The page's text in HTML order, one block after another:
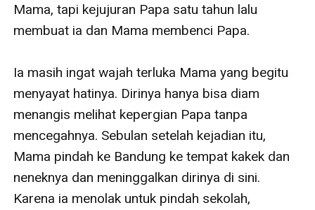
Mama, tapi kejujuran Papa satu tahun lalu
membuat ia dan Mama membenci Papa.
Ia masih ingat wajah terluka Mama yang begitu
menyayat hatinya. Dirinya hanya bisa diam
menangis melihat kepergian Papa tanpa
mencegahnya. Sebulan setelah kejadian itu,
Mama pindah ke Bandung ke tempat kakek dan
neneknya dan meninggalkan dirinya di sini.
Karena ia menolak untuk pindah sekolah,